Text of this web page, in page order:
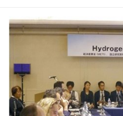
ARTICLE
Actualités
Environnement,
Construction -
Rédigé par : SER de Tokyo